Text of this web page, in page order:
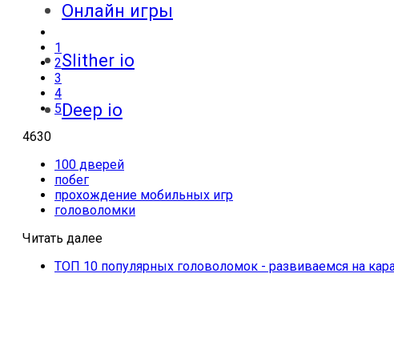
Онлайн игры
Slither io
Deep io
1
2
3
4
5
4630
100 дверей
побег
прохождение мобильных игр
головоломки
Читать далее
ТОП 10 популярных головоломок - развиваемся на